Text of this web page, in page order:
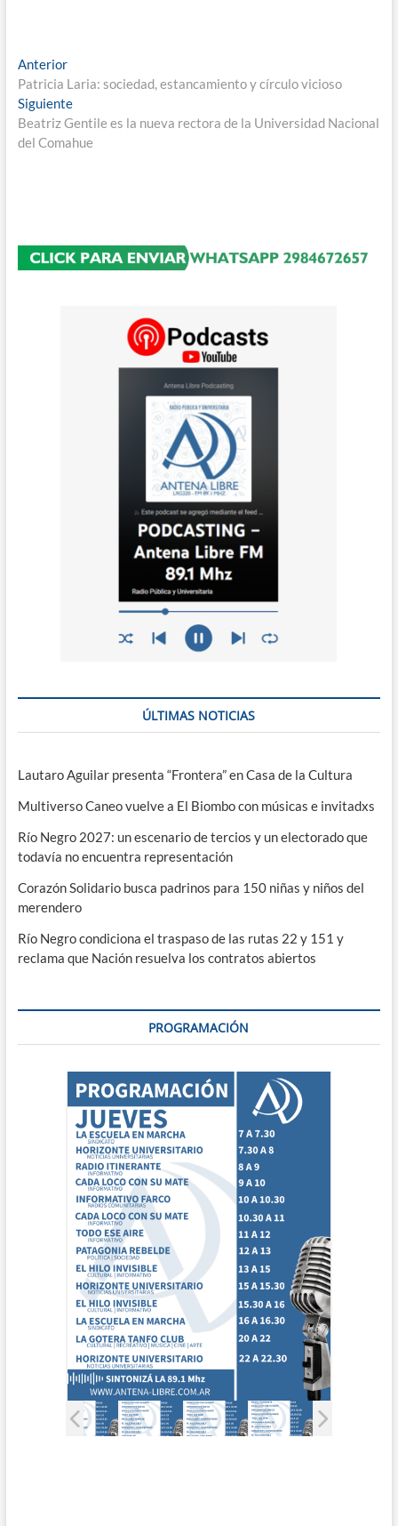
Navegación
de
entradas
AnteriorEntrada
anterior:
Patricia Laria: sociedad, estancamiento y círculo vicioso
SiguienteEntrada
siguiente:
Beatriz Gentile es la nueva rectora de la Universidad Nacional
del Comahue
ÚLTIMAS NOTICIAS
Lautaro Aguilar presenta “Frontera” en Casa de la Cultura
Multiverso Caneo vuelve a El Biombo con músicas e invitadxs
Río Negro 2027: un escenario de tercios y un electorado que
todavía no encuentra representación
Corazón Solidario busca padrinos para 150 niñas y niños del
merendero
Río Negro condiciona el traspaso de las rutas 22 y 151 y
reclama que Nación resuelva los contratos abiertos
PROGRAMACIÓN